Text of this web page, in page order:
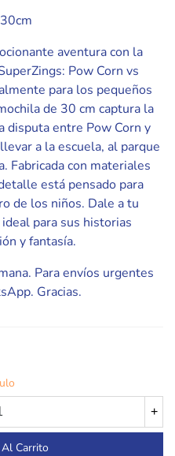
aventura con la
Pow Corn vs
para los pequeños
de 30 cm captura la
disputa entre Pow Corn y
a la escuela, al parque
Fabricada con materiales
está pensado para
de los niños. Dale a tu
para sus historias
y fantasía.
Para envíos urgentes
Gracias.
+
Carrito